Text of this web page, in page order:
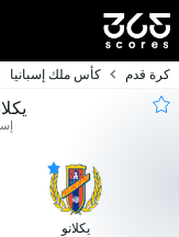
كرة قدم كأس ملك إسبانيا
يكلانو